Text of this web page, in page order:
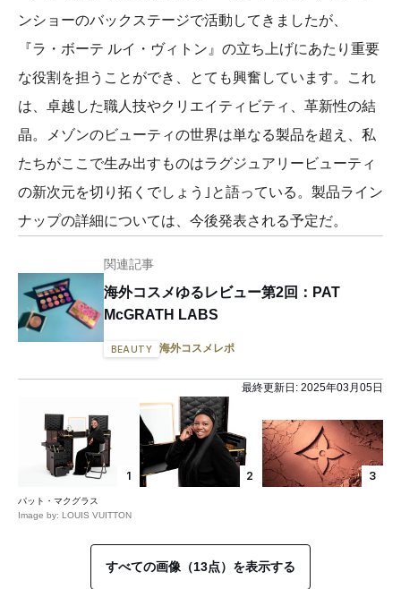
ンショーのバックステージで活動してきましたが、
『ラ・ボーテ ルイ・ヴィトン』の立ち上げにあたり重要
な役割を担うことができ、とても興奮しています。これ
は、卓越した職人技やクリエイティビティ、革新性の結
晶。メゾンのビューティの世界は単なる製品を超え、私
たちがここで生み出すものはラグジュアリービューティ
の新次元を切り拓くでしょう｣と語っている。製品ライン
ナップの詳細については、今後発表される予定だ。
関連記事
海外コスメゆるレビュー第2回：PAT
McGRATH LABS
BEAUTY 海外コスメレポ
最終更新日: 2025年03月05日
1
パット・マクグラス
Image by: LOUIS VUITTON
2 3
すべての画像（13点）を表示する